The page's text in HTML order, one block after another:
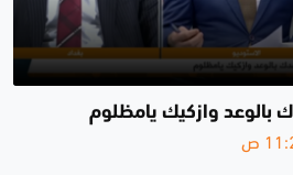
بالوعد وازكيك يامظلوم